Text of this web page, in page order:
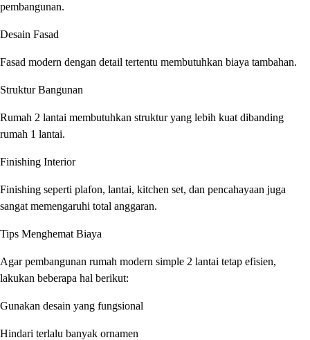
pembangunan.
Desain Fasad
Fasad modern dengan detail tertentu membutuhkan biaya tambahan.
Struktur Bangunan
Rumah 2 lantai membutuhkan struktur yang lebih kuat dibanding
rumah 1 lantai.
Finishing Interior
Finishing seperti plafon, lantai, kitchen set, dan pencahayaan juga
sangat memengaruhi total anggaran.
Tips Menghemat Biaya
Agar pembangunan rumah modern simple 2 lantai tetap efisien,
lakukan beberapa hal berikut:
Gunakan desain yang fungsional
Hindari terlalu banyak ornamen